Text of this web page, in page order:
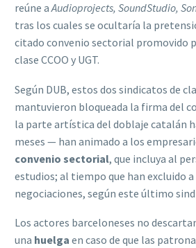
reúne aAudioprojects, SoundStudio,
tras los cuales se ocultaría la
citado convenio sectorial promovido
clase CCOO y UGT.
Según DUB, estos dos sindicatos de
mantuvieron bloqueada la firma del
la parte artística del doblaje catalán
meses — han animado a los
convenio sectorial, que incluya al
estudios; al tiempo que han excluido a
negociaciones, según este último
Los actores barceloneses no
una huelga en caso de que las